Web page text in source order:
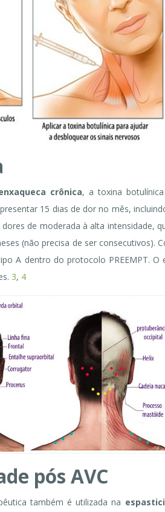
crônica, a toxina
15 dias de dor no mês,
de moderada à alta intensidade,
(não precisa de ser consecutivos).
A dentro do protocolo PREEMPT.
3, 4
pós AVC
também é utilizada na